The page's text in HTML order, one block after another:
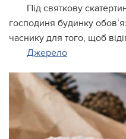
Під святкову
господиня будинку
часнику для того, щоб
Джерело